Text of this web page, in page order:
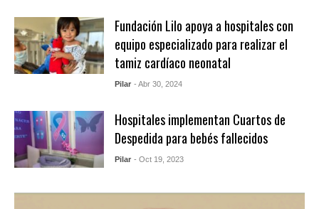
Fundación Lilo apoya a hospitales con
equipo especializado para realizar el
tamiz cardíaco neonatal
Pilar - Abr 30, 2024
Hospitales implementan Cuartos de
Despedida para bebés fallecidos
Pilar - Oct 19, 2023